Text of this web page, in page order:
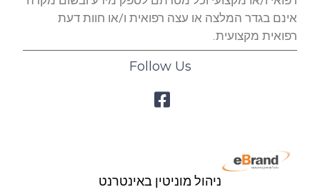
אינם בגדר המלצה או עצה רפואית ו/או חוות דעת
רפואית מקצועית.
Follow Us
ניהול מוניטין באינטרנט